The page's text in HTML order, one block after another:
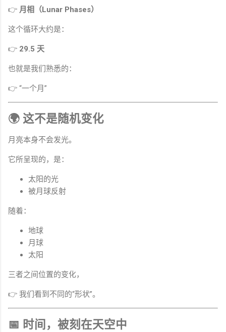
👉 月相（Lunar Phases）
这个循环大约是：
👉 29.5 天
也就是我们熟悉的：
👉 “一个月”
🌍 这不是随机变化
月亮本身不会发光。
它所呈现的，是：
太阳的光
被月球反射
随着：
地球
月球
太阳
三者之间位置的变化，
👉 我们看到不同的“形状”。
📅 时间，被刻在天空中